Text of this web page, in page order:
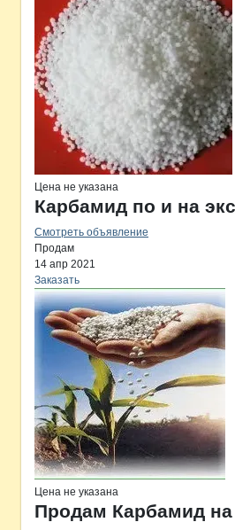
Цена не указана
Карбамид по и на
Смотреть объявление
Продам
14 апр 2021
Заказать
Цена не указана
Продам Карбамид на